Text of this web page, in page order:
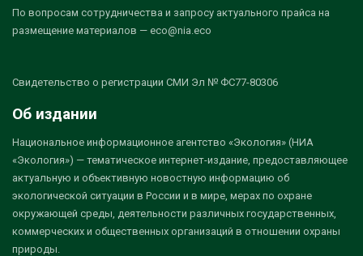
По вопросам сотрудничества и запросу актуального прайса на
размещение материалов — eco@nia.eco
Свидетельство о регистрации СМИ Эл № ФС77-80306
Об издании
Национальное информационное агентство «Экология» (НИА
«Экология») — тематическое интернет-издание, предоставляющее
актуальную и объективную новостную информацию об
экологической ситуации в России и в мире, мерах по охране
окружающей среды, деятельности различных государственных,
коммерческих и общественных организаций в отношении охраны
природы.